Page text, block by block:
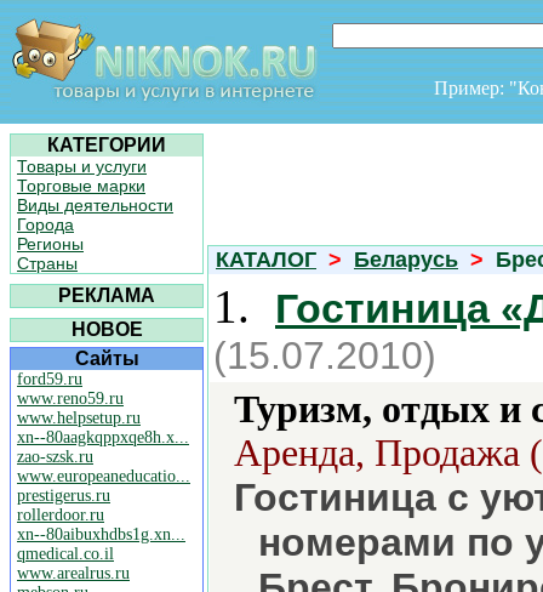
Пример:
КАТЕГОРИИ
Товары и услуги
Торговые марки
Виды деятельности
Города
Регионы
Страны
РЕКЛАМА
НОВОЕ
Сайты
ford59.ru
www.reno59.ru
www.helpsetup.ru
xn--80aagkqppxqe8h.x...
zao-szsk.ru
www.europeaneducatio...
prestigerus.ru
rollerdoor.ru
xn--80aibuxhdbs1g.xn...
qmedical.co.il
www.arealrus.ru
КАТАЛОГ > Беларусь >
1. Гостиница
(15.07.2010)
Туризм, отдых и
Аренда, Продажа
Гостиница с
номерами по